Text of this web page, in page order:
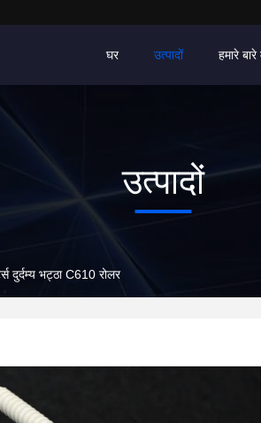
घर उत्पादों हमारे बारे
उत्पादों
दुर्दम्य भट्ठा C610 रोलर